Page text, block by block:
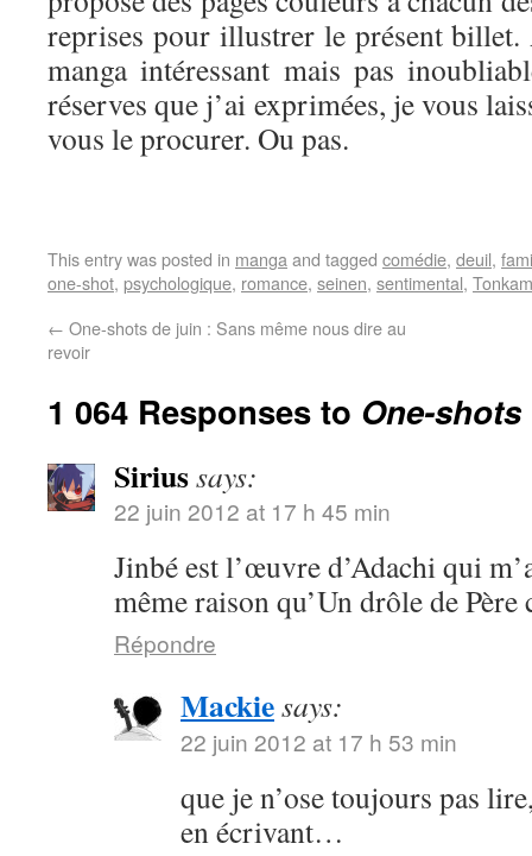
reprises pour illustrer le présent
manga intéressant mais pas
réserves que j’ai exprimées, je vous
vous le procurer. Ou pas.
This entry was posted in manga and tagged comédie, deuil,
one-shot, psychologique, romance, seinen, sentimental, Tonkam
← One-shots de juin : Sans même nous dire au
revoir
1 064 Responses to One-
Siriussays:
22 juin 2012 at 17 h 45 min
Jinbé est l’œuvre d’Adachi qui
même raison qu’Un drôle de
Répondre
Mackiesays:
22 juin 2012 at 17 h 53 min
que je n’ose toujours pas
en écrivant…